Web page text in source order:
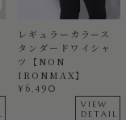
レギュラーカラース
タンダードワイシャ
ツ【NON
IRONMAX】
¥ 6,490
VIEW
DETAIL